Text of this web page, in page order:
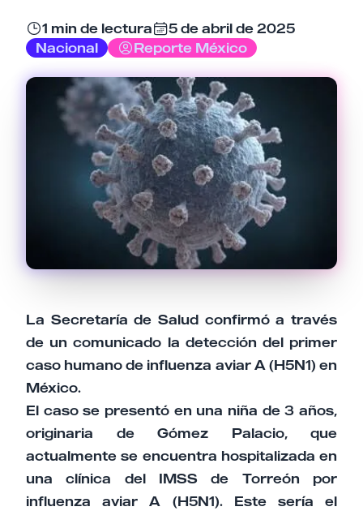
1 min de lectura
5 de abril de 2025
Nacional
Reporte México
La Secretaría de Salud confirmó a través
de un comunicado la detección del primer
caso humano de influenza aviar A (H5N1) en
México.
El caso se presentó en una niña de 3 años,
originaria de Gómez Palacio, que
actualmente se encuentra hospitalizada en
una clínica del IMSS de Torreón por
influenza aviar A (H5N1). Este sería el
Tu comentario
Cancelar Enviar comentario